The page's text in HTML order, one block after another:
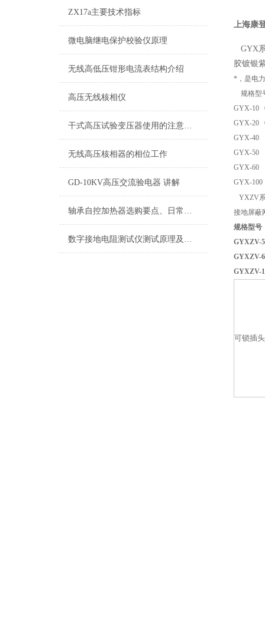
ZX17a主要技术指标
微电脑继电保护校验仪原理
无线高低压钳形电流表结构介绍
高压无线核相仪
干式高压试验变压器使用的注意事项
无线高压核相器的相位工作
GD-10KV高压交流验电器 讲解
轴承自控加热器选购要点、日常维护与保养
数字接地电阻测试仪测试原理及使用注意
上海康
GYX
胶镀银
*，是电
规格型
GYX-10
GYX-20
GYX-40
GYX-50
GYX-60
GYX-100
YXZV
接地屏蔽
规格型
可锁插头